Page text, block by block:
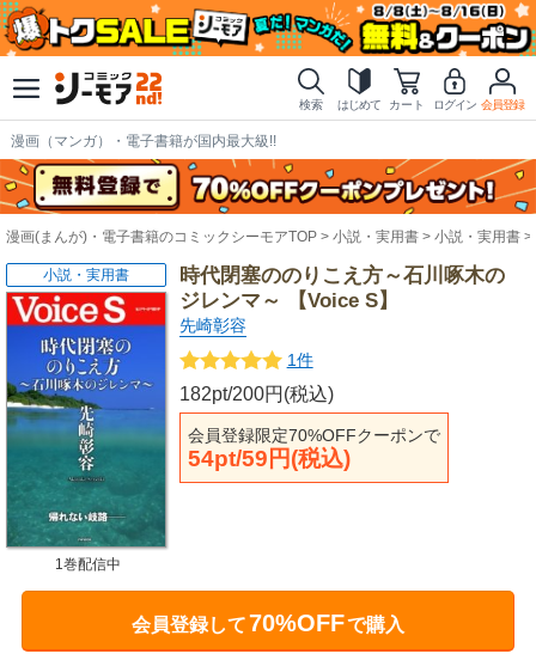
検索 はじめて カート ログイン 会員登録
漫画（マンガ）・電子書籍が国内最大級!!
漫画(まんが)・電子書籍のコミックシーモアTOP 小説・実用書 小説・実用書
時代閉塞ののりこえ方～石川啄木の
ジレンマ～ 【Voice S】
先崎彰容
1件
182pt/200円(税込)
会員登録限定70%OFFクーポンで
54pt/59円(税込)
小説・実用書
1巻配信中
会員登録して70%OFFで購入